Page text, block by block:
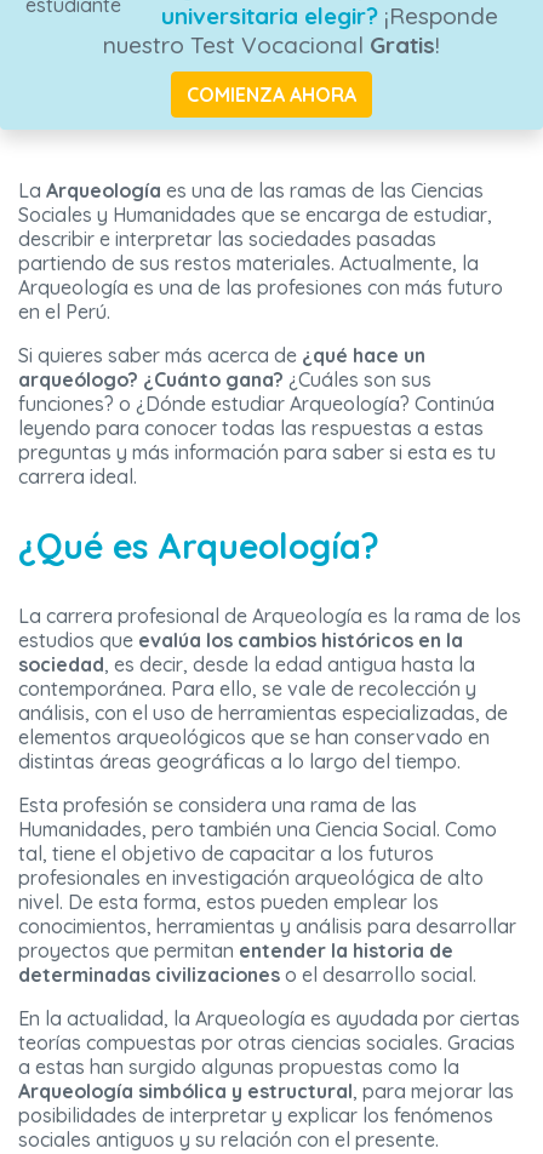
universitaria elegir?¡Responde
nuestro Test Vocacional Gratis!
COMIENZA AHORA
La Arqueología es una de las ramas de las Ciencias
Sociales y Humanidades que se encarga de estudiar,
describir e interpretar las sociedades pasadas
partiendo de sus restos materiales. Actualmente, la
Arqueología es una de las profesiones con más futuro
en el Perú.
Si quieres saber más acerca de ¿qué hace un
arqueólogo? ¿Cuánto gana? ¿Cuáles son sus
funciones? o ¿Dónde estudiar Arqueología? Continúa
leyendo para conocer todas las respuestas a estas
preguntas y más información para saber si esta es tu
carrera ideal.
¿Qué es Arqueología?
La carrera profesional de Arqueología es la rama de los
estudios que evalúa los cambios históricos en la
sociedad, es decir, desde la edad antigua hasta la
contemporánea. Para ello, se vale de recolección y
análisis, con el uso de herramientas especializadas, de
elementos arqueológicos que se han conservado en
distintas áreas geográficas a lo largo del tiempo.
Esta profesión se considera una rama de las
Humanidades, pero también una Ciencia Social. Como
tal, tiene el objetivo de capacitar a los futuros
profesionales en investigación arqueológica de alto
nivel. De esta forma, estos pueden emplear los
conocimientos, herramientas y análisis para desarrollar
proyectos que permitan entender la historia de
determinadas civilizaciones o el desarrollo social.
En la actualidad, la Arqueología es ayudada por ciertas
teorías compuestas por otras ciencias sociales. Gracias
a estas han surgido algunas propuestas como la
Arqueología simbólica y estructural, para mejorar las
posibilidades de interpretar y explicar los fenómenos
sociales antiguos y su relación con el presente.